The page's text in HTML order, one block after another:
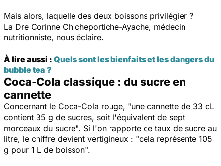
Mais alors, laquelle des deux boissons privilégier ?
La Dre Corinne Chicheportiche-Ayache, médecin
nutritionniste, nous éclaire.
À lire aussi : Quels sont les bienfaits et les dangers du
bubble tea ?
Coca-Cola classique : du sucre en
cannette
Concernant le Coca-Cola rouge, "une cannette de 33 cL
contient 35 g de sucres, soit l'équivalent de sept
morceaux du sucre". Si l'on rapporte ce taux de sucre au
litre, le chiffre devient vertigineux : "cela représente 105
g pour 1 L de boisson".